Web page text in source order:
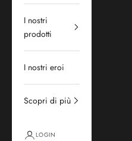
I nostri
prodotti
I nostri eroi
Scopri di più
LOGIN